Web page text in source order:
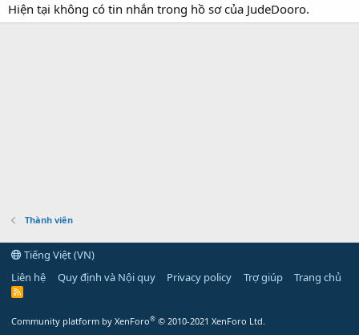
Hiện tại không có tin nhắn trong hồ sơ của JudeDooro.
Thành viên
Tiếng Việt (VN)
Liên hệ
Quy định và Nội quy Privacy policy Trợ giúp Trang chủ
R
Community platform by XenForo® © 2010-2021 XenForo Ltd.